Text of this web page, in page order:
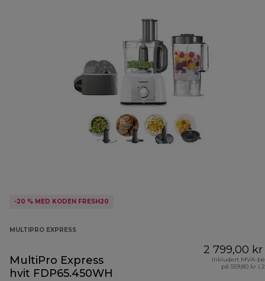
-20 % MED KODEN FRESH20
MULTIPRO EXPRESS
MultiPro Express
hvit FDP65.450WH
2 799,00 kr
Inkludert MVA-
på 559,80 kr (